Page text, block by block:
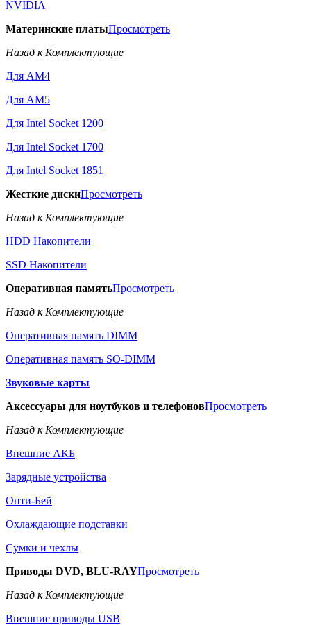
NVIDIA
Материнские платыПросмотреть
Назад к Комплектующие
Для AM4
Для AM5
Для Intel Socket 1200
Для Intel Socket 1700
Для Intel Socket 1851
Жесткие дискиПросмотреть
Назад к Комплектующие
HDD Накопители
SSD Накопители
Оперативная памятьПросмотреть
Назад к Комплектующие
Оперативная память DIMM
Оперативная память SO-DIMM
Звуковые карты
Аксессуары для ноутбуков и телефоновПросмотреть
Назад к Комплектующие
Внешние АКБ
Зарядные устройства
Опти-Бей
Охлаждающие подставки
Сумки и чехлы
Приводы DVD, BLU-RAYПросмотреть
Назад к Комплектующие
Внешние приводы USB